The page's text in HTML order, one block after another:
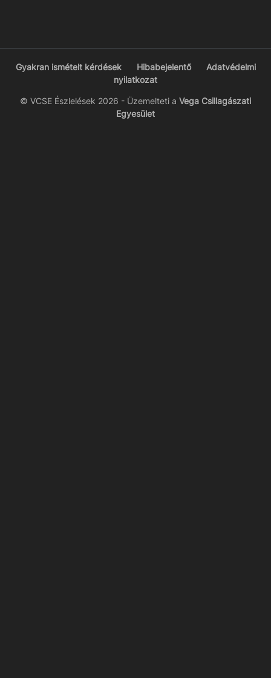
Gyakran ismételt kérdések Hibabejelentő
Adatvédelmi
nyilatkozat
© VCSE Észlelések 2026 - Üzemelteti a Vega Csillagászati
Egyesület